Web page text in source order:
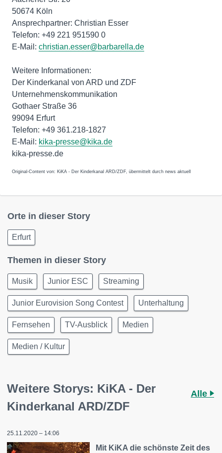
50674 Köln
Ansprechpartner: Christian Esser
Telefon: +49 221 951590 0
E-Mail: christian.esser@barbarella.de
Weitere Informationen:
Der Kinderkanal von ARD und ZDF
Unternehmenskommunikation
Gothaer Straße 36
99094 Erfurt
Telefon: +49 361.218-1827
E-Mail: kika-presse@kika.de
kika-presse.de
Original-Content von: KiKA - Der Kinderkanal ARD/ZDF, übermittelt durch news aktuell
Orte in dieser Story
Erfurt
Themen in dieser Story
Musik Junior ESC Streaming
Junior Eurovision Song Contest Unterhaltung
Fernsehen TV-Ausblick Medien
Medien / Kultur
Weitere Storys: KiKA - Der
Kinderkanal ARD/ZDF
Alle
25.11.2020 – 14:06
Mit KiKA die schönste Zeit des